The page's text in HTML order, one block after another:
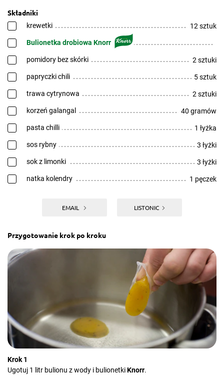
Składniki
krewetki 12 sztuk
Bulionetka drobiowa Knorr
pomidory bez skórki 2 sztuki
papryczki chili 5 sztuk
trawa cytrynowa 2 sztuki
korzeń galangal 40 gramów
pasta chilli 1 łyżka
sos rybny 3 łyżki
sok z limonki 3 łyżki
natka kolendry 1 pęczek
EMAIL LISTONIC
Przygotowanie krok po kroku
Krok 1
Ugotuj 1 litr bulionu z wody i bulionetkiKnorr.